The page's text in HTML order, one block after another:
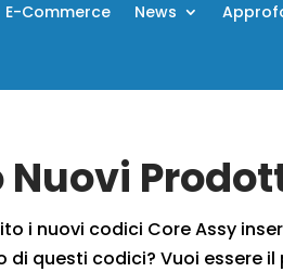
E-Commerce News
i nuovi codici Core Assy
di questi codici? Vuoi essere